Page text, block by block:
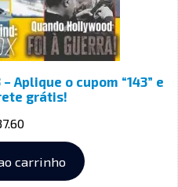
Aplique o cupom “143” e
grátis!
carrinho